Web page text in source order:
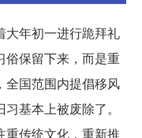
大年初一进行跪拜礼
俗保留下来，而是重
全国范围内提倡移风
基本上被废除了。
重传统文化，重新推